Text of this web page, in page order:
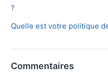
?
Quelle est votre politique
Commentaires